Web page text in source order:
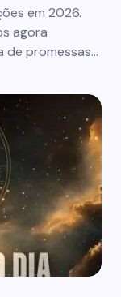
em 2026.
agora
de promessas…